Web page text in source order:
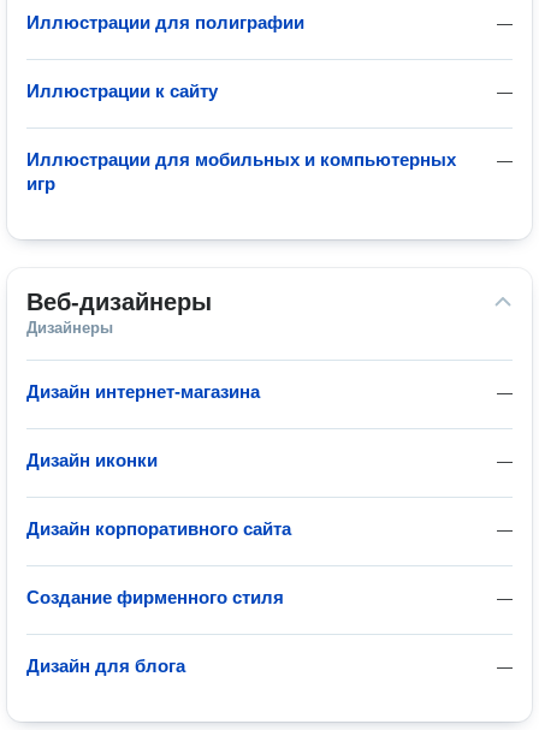
—
Иллюстрации для полиграфии
—
Иллюстрации к сайту
—
Иллюстрации для мобильных и компьютерных
игр
Веб-дизайнеры
Дизайнеры
—
Дизайн интернет-магазина
—
Дизайн иконки
—
Дизайн корпоративного сайта
—
Создание фирменного стиля
—
Дизайн для блога